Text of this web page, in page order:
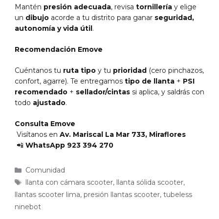
Mantén presión adecuada, revisa tornillería y elige
un dibujo acorde a tu distrito para ganar seguridad,
autonomía y vida útil.
Recomendación Emove
Cuéntanos tu ruta tipo y tu prioridad (cero pinchazos,
confort, agarre). Te entregamos tipo de llanta + PSI
recomendado + sellador/cintas si aplica, y saldrás con
todo ajustado.
Consulta Emove
Visítanos en Av. Mariscal La Mar 733, Miraflores
📲 WhatsApp 923 394 270
Categorías
Comunidad
Etiquetas
llanta con cámara scooter, llanta sólida scooter,
llantas scooter lima, presión llantas scooter, tubeless
ninebot